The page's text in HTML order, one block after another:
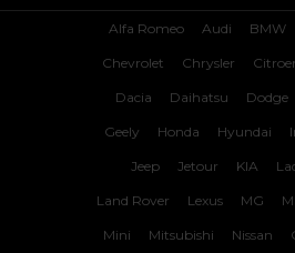
Alfa Romeo Audi BMW
Chevrolet Chrysler
Dacia Daihatsu Dodge
Geely Honda Hyundai
Jeep Jetour KIA
Land Rover Lexus MG
Mini Mitsubishi Nissan